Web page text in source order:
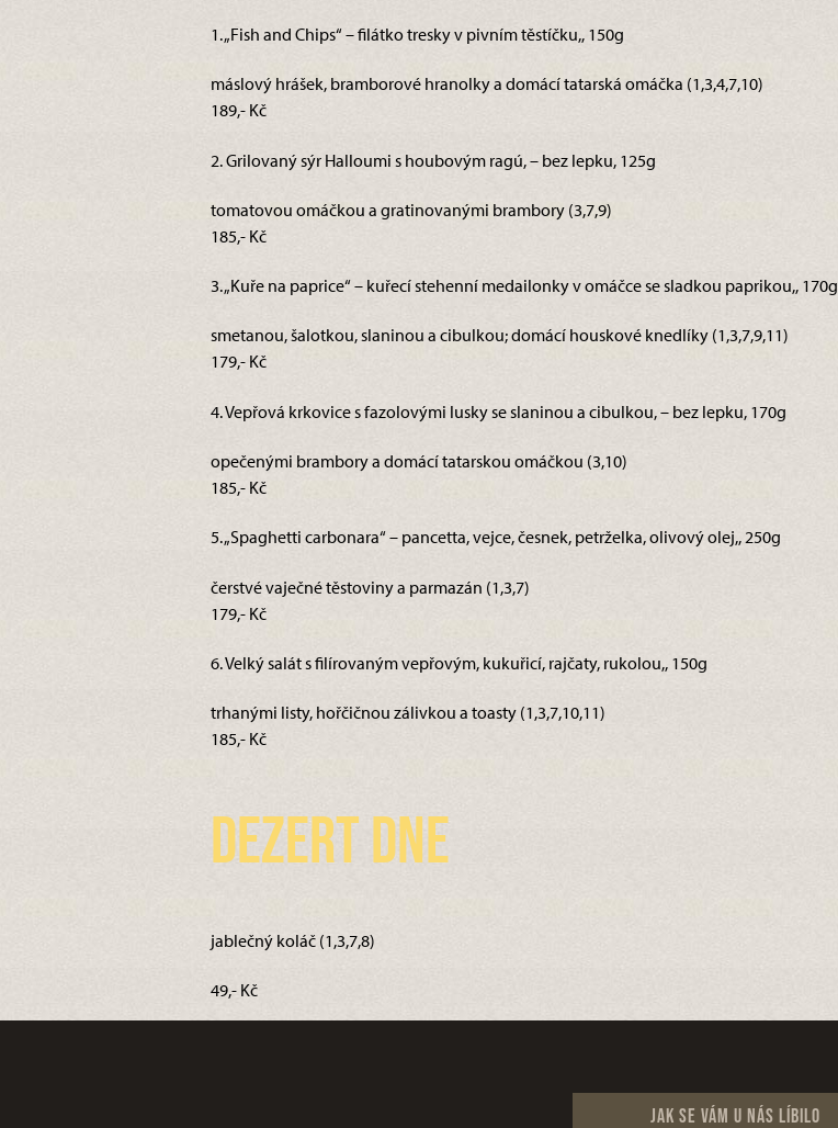
1. „Fish and Chips“ – filátko tresky v pivním těstíčku,, 150g
máslový hrášek, bramborové hranolky a domácí tatarská omáčka (1,3,4,7,10)
189,- Kč
2. Grilovaný sýr Halloumi s houbovým ragú, – bez lepku, 125g
tomatovou omáčkou a gratinovanými brambory (3,7,9)
185,- Kč
3. „Kuře na paprice“ – kuřecí stehenní medailonky v omáčce se sladkou paprikou,, 170g
smetanou, šalotkou, slaninou a cibulkou; domácí houskové knedlíky (1,3,7,9,11)
179,- Kč
4. Vepřová krkovice s fazolovými lusky se slaninou a cibulkou, – bez lepku, 170g
opečenými brambory a domácí tatarskou omáčkou (3,10)
185,- Kč
5. „Spaghetti carbonara“ – pancetta, vejce, česnek, petrželka, olivový olej,, 250g
čerstvé vaječné těstoviny a parmazán (1,3,7)
179,- Kč
6. Velký salát s filírovaným vepřovým, kukuřicí, rajčaty, rukolou,, 150g
trhanými listy, hořčičnou zálivkou a toasty (1,3,7,10,11)
185,- Kč
Dezert dne
jablečný koláč (1,3,7,8)
49,- Kč
Jak se vám u nás líbilo